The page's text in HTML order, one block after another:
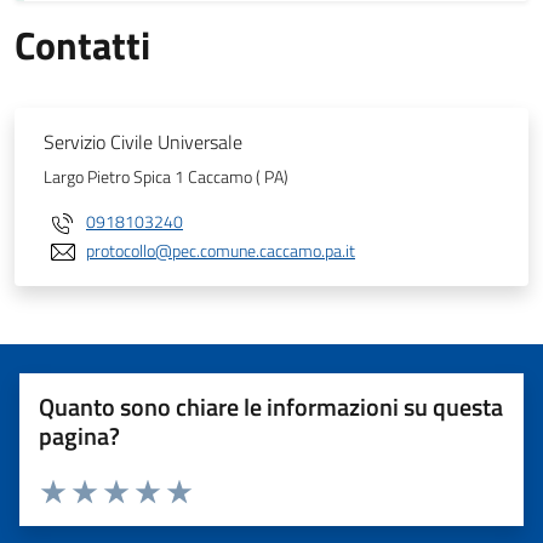
Contatti
Servizio Civile Universale
Largo Pietro Spica 1 Caccamo ( PA)
0918103240
protocollo@pec.comune.caccamo.pa.it
Quanto sono chiare le informazioni su questa
pagina?
Valuta 5 stelle su 5
Valuta 4 stelle su 5
Valuta 3 stelle su 5
Valuta 2 stelle su 5
Valuta 1 stelle su 5